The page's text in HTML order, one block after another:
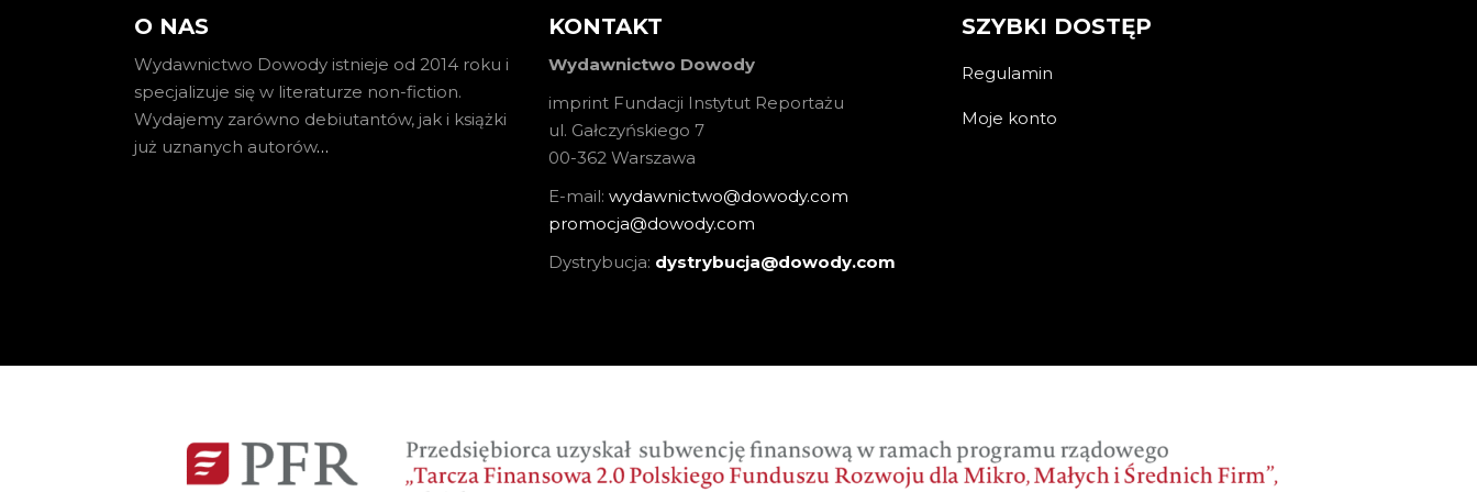
O NAS
Wydawnictwo Dowody istnieje od 2014 roku i
specjalizuje się w literaturze non-fiction.
Wydajemy zarówno debiutantów, jak i książki
już uznanych autorów…
KONTAKT
Wydawnictwo Dowody
imprint Fundacji Instytut Reportażu
ul. Gałczyńskiego 7
00-362 Warszawa
E-mail: wydawnictwo@dowody.com
promocja@dowody.com
Dystrybucja: dystrybucja@dowody.com
SZYBKI DOSTĘP
Regulamin
Moje konto